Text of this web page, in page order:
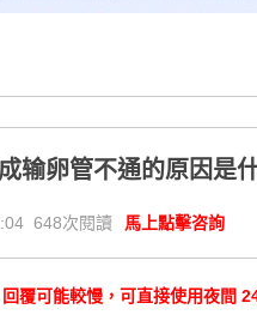
输卵管不通的原因是
648次閱讀 馬上點擊咨詢
覆可能較慢，可直接使用夜間